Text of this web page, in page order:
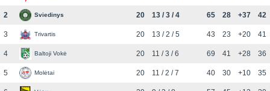
2 Sviedinys 20 13 / 3 / 4 65 28 +37 42
3 Trivartis 20 13 / 2 / 5 43 23 +20 41
4 Baltoji Vokė 20 11 / 3 / 6 69 41 +28 36
5 Molėtai 20 11 / 2 / 7 40 30 +10 35